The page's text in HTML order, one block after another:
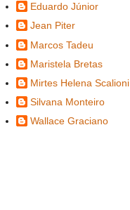
Eduardo Júnior
Jean Piter
Marcos Tadeu
Maristela Bretas
Mirtes Helena Scalioni
Silvana Monteiro
Wallace Graciano